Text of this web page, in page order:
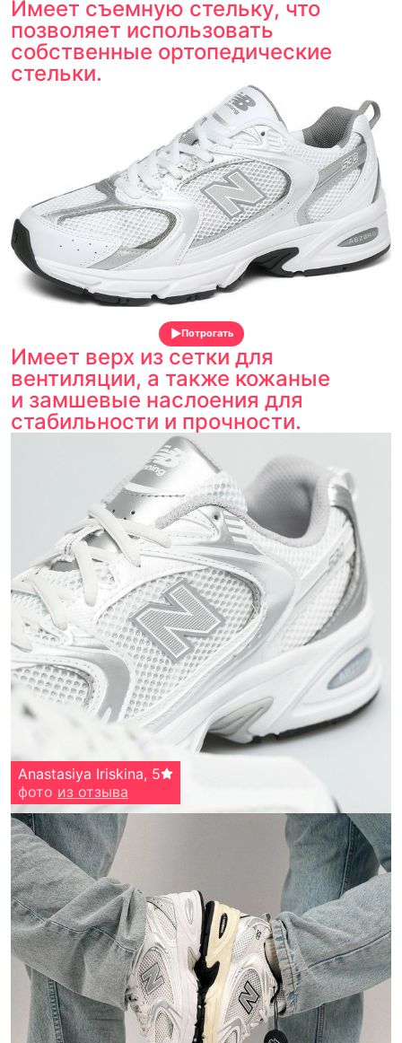
Имеет съемную стельку, что
позволяет использовать
собственные ортопедические
стельки.
Потрогать
Имеет верх из сетки для
вентиляции, а также кожаные
и замшевые наслоения для
стабильности и прочности.
Anastasiya Iriskina, 5
фото из отзыва